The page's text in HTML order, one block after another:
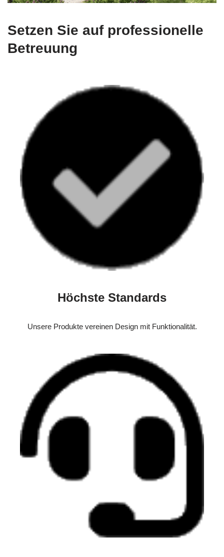
Setzen Sie auf professionelle
Betreuung
Höchste Standards
Unsere Produkte vereinen Design mit Funktionalität.